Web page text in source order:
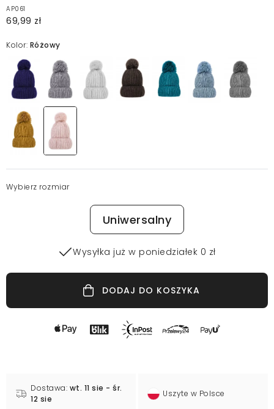
AP061
69,99 zł
Kolor: Różowy
Wybierz rozmiar
Uniwersalny
Wysyłka już w poniedziałek 0 zł
DODAJ DO KOSZYKA
Dostawa: wt. 11 sie - śr.
12 sie
Uszyte w Polsce